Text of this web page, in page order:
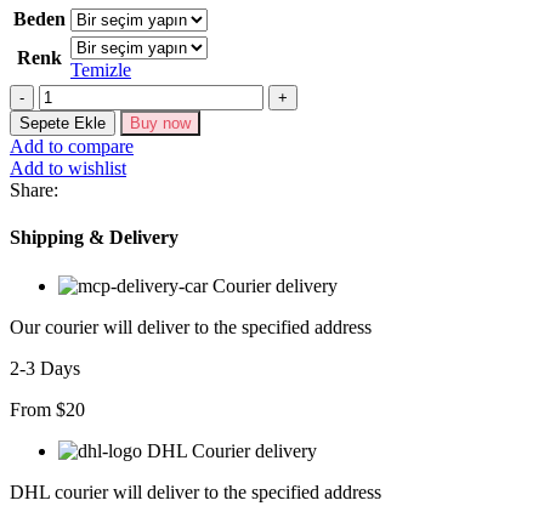
Beden
Renk
Temizle
Kadın
Kısa
Kollu
V
Yakalı
Cep
Detaylı
Uzun
Krep
adet
Sepete Ekle Buy now
Add to compare
Add to wishlist
Share:
Shipping & Delivery
Courier delivery
Our courier will deliver to the specified address
2-3 Days
From $20
DHL Courier delivery
DHL courier will deliver to the specified address